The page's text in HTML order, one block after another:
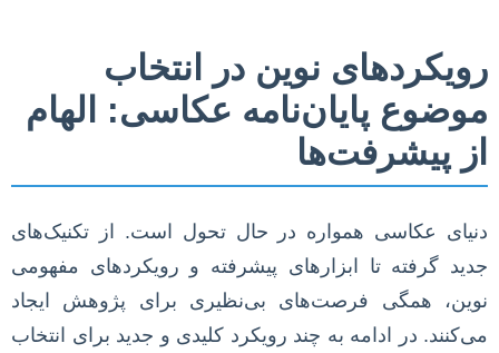
رویکردهای نوین در انتخاب
موضوع پایان‌نامه عکاسی: الهام
از پیشرفت‌ها
دنیای عکاسی همواره در حال تحول است. از تکنیک‌های
جدید گرفته تا ابزارهای پیشرفته و رویکردهای مفهومی
نوین، همگی فرصت‌های بی‌نظیری برای پژوهش ایجاد
می‌کنند. در ادامه به چند رویکرد کلیدی و جدید برای انتخاب